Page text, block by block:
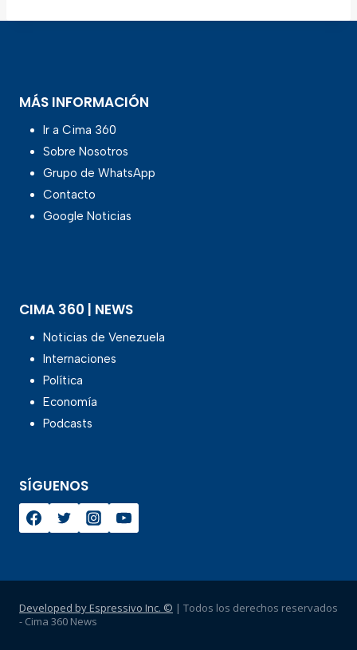
MÁS INFORMACIÓN
Ir a Cima 360
Sobre Nosotros
Grupo de WhatsApp
Contacto
Google Noticias
CIMA 360 | NEWS
Noticias de Venezuela
Internaciones
Política
Economía
Podcasts
SÍGUENOS
Developed by Espressivo Inc. © | Todos los derechos reservados
- Cima 360 News